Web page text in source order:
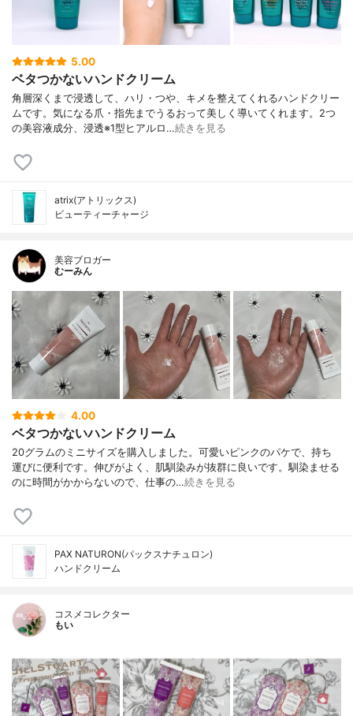
5.00
ベタつかないハンドクリーム
角層深くまで浸透して、ハリ・つや、キメを整えてくれるハンドクリー
ムです。気になる爪・指先までうるおって美しく導いてくれます。2つ
の美容液成分、浸透※1型ヒアルロ…続きを見る
atrix(アトリックス)
ビューティーチャージ
美容ブロガー
むーみん
4.00
ベタつかないハンドクリーム
20グラムのミニサイズを購入しました。可愛いピンクのパケで、持ち
運びに便利です。伸びがよく、肌馴染みが抜群に良いです。馴染ませる
のに時間がかからないので、仕事の…続きを見る
PAX NATURON(パックスナチュロン)
ハンドクリーム
コスメコレクター
もい